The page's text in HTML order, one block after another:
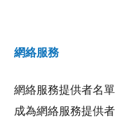
網絡服務
網絡服務提供者名單
成為網絡服務提供者